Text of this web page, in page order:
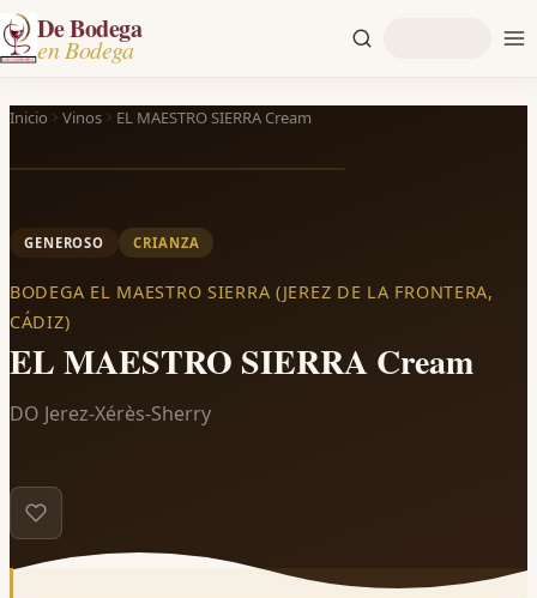
De Bodega
en Bodega
Inicio Vinos EL MAESTRO SIERRA Cream
GENEROSO CRIANZA
BODEGA EL MAESTRO SIERRA (JEREZ DE LA FRONTERA,
CÁDIZ)
EL MAESTRO SIERRA Cream
DO Jerez-Xérès-Sherry